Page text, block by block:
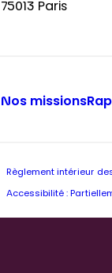
75013 Paris
Nos missions
Règlement intérieur
Accessibilité :